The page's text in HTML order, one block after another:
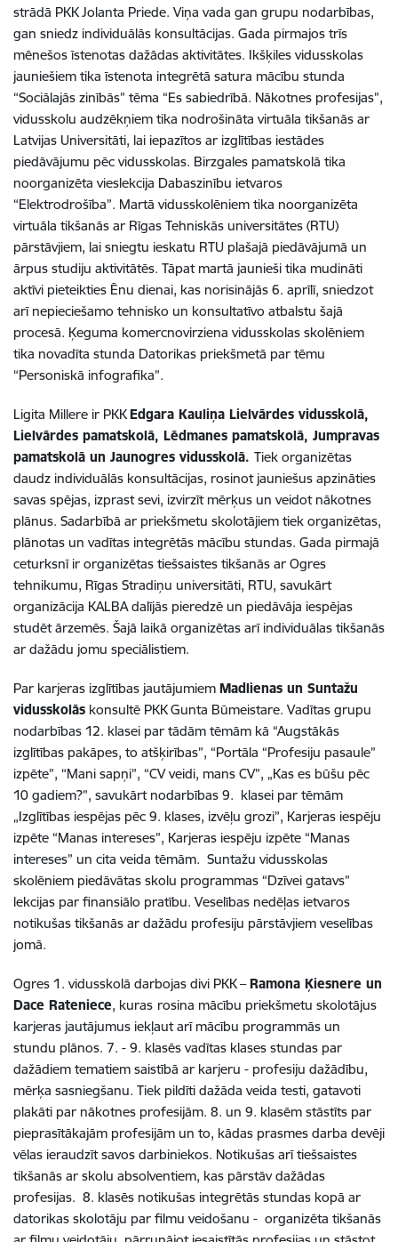
strādā PKK Jolanta Priede. Viņa vada gan grupu nodarbības,
gan sniedz individuālās konsultācijas. Gada pirmajos trīs
mēnešos īstenotas dažādas aktivitātes. Ikšķiles vidusskolas
jauniešiem tika īstenota integrētā satura mācību stunda
“Sociālajās zinībās” tēma “Es sabiedrībā. Nākotnes profesijas”,
vidusskolu audzēkņiem tika nodrošināta virtuāla tikšanās ar
Latvijas Universitāti, lai iepazītos ar izglītības iestādes
piedāvājumu pēc vidusskolas. Birzgales pamatskolā tika
noorganizēta vieslekcija Dabaszinību ietvaros
“Elektrodrošība”. Martā vidusskolēniem tika noorganizēta
virtuāla tikšanās ar Rīgas Tehniskās universitātes (RTU)
pārstāvjiem, lai sniegtu ieskatu RTU plašajā piedāvājumā un
ārpus studiju aktivitātēs. Tāpat martā jaunieši tika mudināti
aktīvi pieteikties Ēnu dienai, kas norisinājās 6. aprīlī, sniedzot
arī nepieciešamo tehnisko un konsultatīvo atbalstu šajā
procesā. Ķeguma komercnovirziena vidusskolas skolēniem
tika novadīta stunda Datorikas priekšmetā par tēmu
“Personiskā infografika”.
Ligita Millere ir PKKEdgara Kauliņa Lielvārdes vidusskolā,
Lielvārdes pamatskolā, Lēdmanes pamatskolā, Jumpravas
pamatskolā un Jaunogres vidusskolā. Tiek organizētas
daudz individuālās konsultācijas, rosinot jauniešus apzināties
savas spējas, izprast sevi, izvirzīt mērķus un veidot nākotnes
plānus. Sadarbībā ar priekšmetu skolotājiem tiek organizētas,
plānotas un vadītas integrētās mācību stundas. Gada pirmajā
ceturksnī ir organizētas tiešsaistes tikšanās ar Ogres
tehnikumu, Rīgas Stradiņu universitāti, RTU, savukārt
organizācija KALBA dalījās pieredzē un piedāvāja iespējas
studēt ārzemēs. Šajā laikā organizētas arī individuālas tikšanās
ar dažādu jomu speciālistiem.
Par karjeras izglītības jautājumiem Madlienas un Suntažu
vidusskolās konsultē PKK Gunta Būmeistare. Vadītas grupu
nodarbības 12. klasei par tādām tēmām kā “Augstākās
izglītības pakāpes, to atšķirības”, “Portāla “Profesiju pasaule”
izpēte”, “Mani sapņi”, “CV veidi, mans CV”, „Kas es būšu pēc
10 gadiem?”, savukārt nodarbības 9. klasei par tēmām
„Izglītības iespējas pēc 9. klases, izvēļu grozi”, Karjeras iespēju
izpēte “Manas intereses”, Karjeras iespēju izpēte “Manas
intereses” un cita veida tēmām. Suntažu vidusskolas
skolēniem piedāvātas skolu programmas “Dzīvei gatavs”
lekcijas par finansiālo pratību. Veselības nedēļas ietvaros
notikušas tikšanās ar dažādu profesiju pārstāvjiem veselības
jomā.
Ogres 1. vidusskolā darbojas divi PKK –Ramona Ķiesnere un
Dace Rateniece, kuras rosina mācību priekšmetu skolotājus
karjeras jautājumus iekļaut arī mācību programmās un
stundu plānos. 7. - 9. klasēs vadītas klases stundas par
dažādiem tematiem saistībā ar karjeru - profesiju dažādību,
mērķa sasniegšanu. Tiek pildīti dažāda veida testi, gatavoti
plakāti par nākotnes profesijām. 8. un 9. klasēm stāstīts par
pieprasītākajām profesijām un to, kādas prasmes darba devēji
vēlas ieraudzīt savos darbiniekos. Notikušas arī tiešsaistes
tikšanās ar skolu absolventiem, kas pārstāv dažādas
profesijas. 8. klasēs notikušas integrētās stundas kopā ar
datorikas skolotāju par filmu veidošanu - organizēta tikšanās